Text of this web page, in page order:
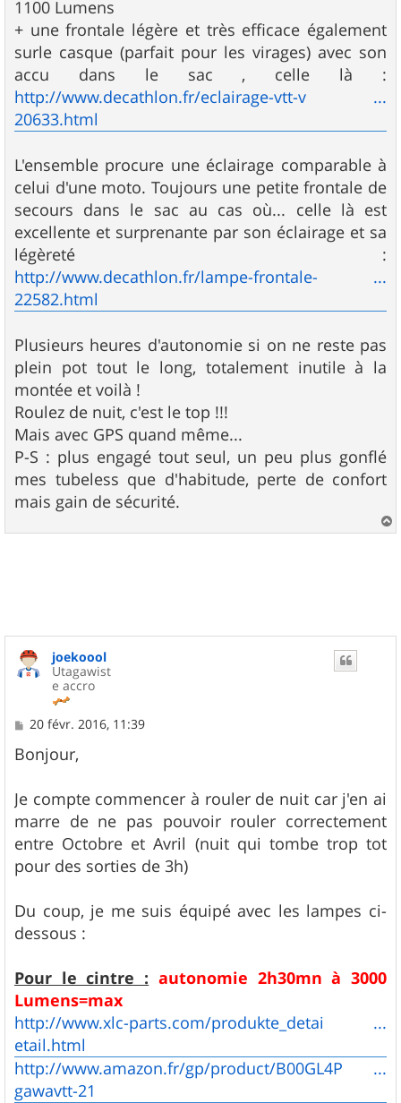
1100 Lumens
+ une frontale légère et très efficace également
surle casque (parfait pour les virages) avec son
accu dans le sac , celle là :
http://www.decathlon.fr/eclairage-vtt-v ...
20633.html
L'ensemble procure une éclairage comparable à
celui d'une moto. Toujours une petite frontale de
secours dans le sac au cas où... celle là est
excellente et surprenante par son éclairage et sa
légèreté :
http://www.decathlon.fr/lampe-frontale- ...
22582.html
Plusieurs heures d'autonomie si on ne reste pas
plein pot tout le long, totalement inutile à la
montée et voilà !
Roulez de nuit, c'est le top !!!
Mais avec GPS quand même...
P-S : plus engagé tout seul, un peu plus gonflé
mes tubeless que d'habitude, perte de confort
mais gain de sécurité.
a
joekoool
Utagawist
e accro
M
s
s
g
e
20 févr. 2016, 11:39
Bonjour,
Je compte commencer à rouler de nuit car j'en ai
marre de ne pas pouvoir rouler correctement
entre Octobre et Avril (nuit qui tombe trop tot
pour des sorties de 3h)
Du coup, je me suis équipé avec les lampes ci-
dessous :
Pour le cintre : autonomie 2h30mn à 3000
Lumens=max
http://www.xlc-parts.com/produkte_detai ...
etail.html
http://www.amazon.fr/gp/product/B00GL4P ...
gawavtt-21